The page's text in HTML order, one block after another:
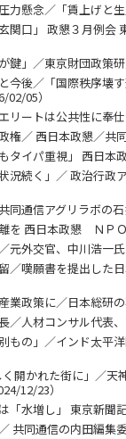
懸念／「賃上げと
口」 政懇３月例会
」／東京財団政策
後／「国際秩序壊
05）
ートは公共性に奉
／ 西日本政懇／共
タイパ重視」 西日
続く」／ 政治行政
通信アグリラボの
を 西日本政懇 ＮＰ
外交官、中川浩一
／嘆願書を提出した
政策に／日本総研
人材コンサル代表
の」／インド太平
かれた街に」／天
12/23）
水増し」 東京新聞
共同通信の内田編集